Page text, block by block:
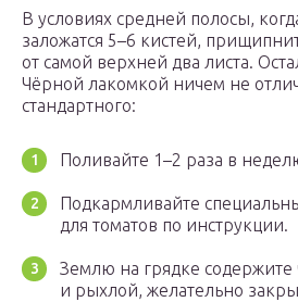
В условиях средней полосы,
заложатся 5–6 кистей,
от самой верхней два листа.
Чёрной лакомкой ничем не
стандартного:
Поливайте 1–2 раза в
Подкармливайте
для томатов по инструкции.
Землю на грядке содержите
и рыхлой, желательно